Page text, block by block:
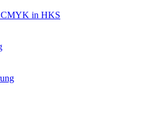
CMYK in HKS